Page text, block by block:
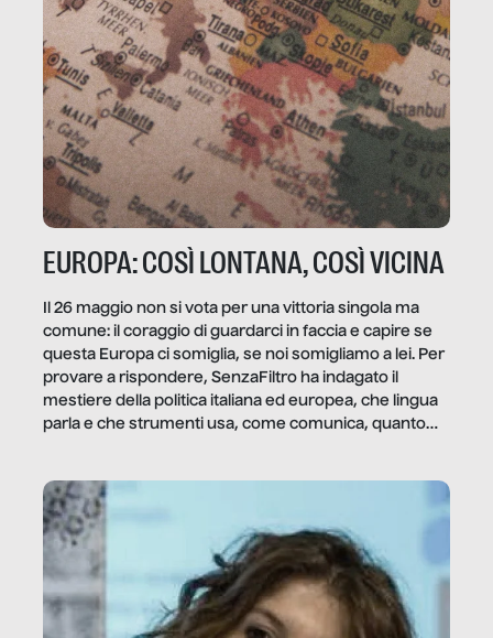
EUROPA: COSÌ LONTANA, COSÌ VICINA
Il 26 maggio non si vota per una vittoria singola ma
comune: il coraggio di guardarci in faccia e capire se
questa Europa ci somiglia, se noi somigliamo a lei. Per
provare a rispondere, SenzaFiltro ha indagato il
mestiere della politica italiana ed europea, che lingua
parla e che strumenti usa, come comunica, quanto